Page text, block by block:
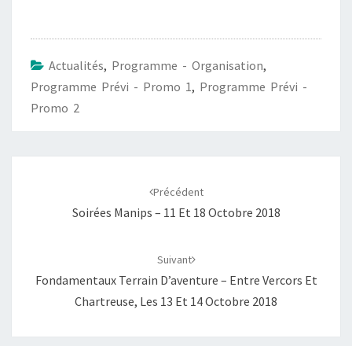
Actualités, Programme - Organisation,
Programme Prévi - Promo 1, Programme Prévi -
Promo 2
Précédent
Soirées Manips – 11 Et 18 Octobre 2018
Suivant
Fondamentaux Terrain D’aventure – Entre Vercors Et
Chartreuse, Les 13 Et 14 Octobre 2018